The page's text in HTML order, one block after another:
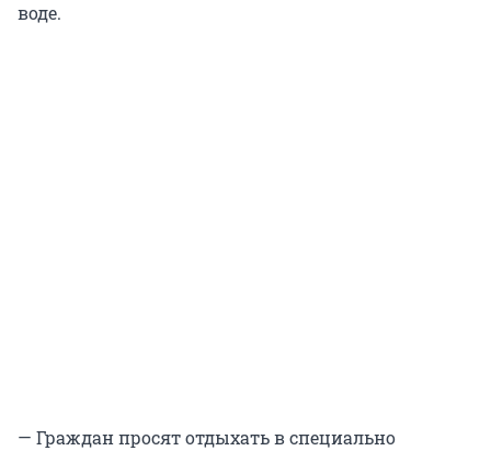
воде.
— Граждан просят отдыхать в специально